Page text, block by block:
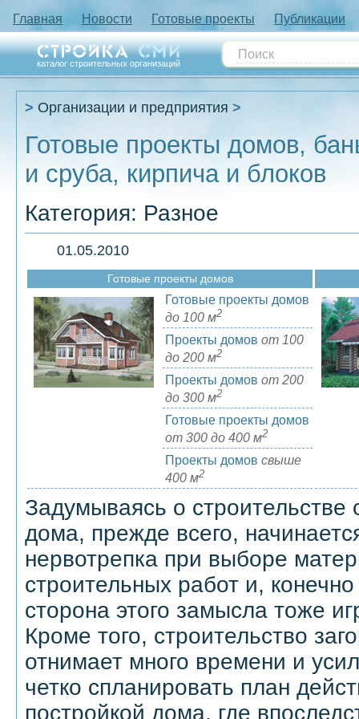
Главная Новости Готовые проекты Публикации
каталог строительных организаций
Организации и предприятия
Готовые проекты домов,
и сруба, кирпича и блоков
Категория: Разное
01.05.2010
Готовые проекты домов
Готовые проекты домов
до 100 м2
Проекты домов от 100
до 200 м2
Проекты домов от 200
до 300 м2
Готовые проекты домов
от 300 до 400 м2
Проекты домов свыше
400 м2
Задумываясь о строительстве
дома, прежде всего,
нервотрепка при выборе
строительных работ и,
сторона этого замысла тоже
Кроме того, строительство
отнимает много времени и
четко спланировать план
постройкой дома, где